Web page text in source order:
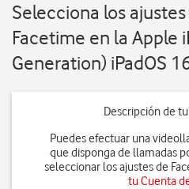
Selecciona los
Facetime en la Apple
Generation) iPadOS
Descripción de
Puedes efectuar una
que disponga de llamadas
seleccionar los ajustes de
tu Cuenta